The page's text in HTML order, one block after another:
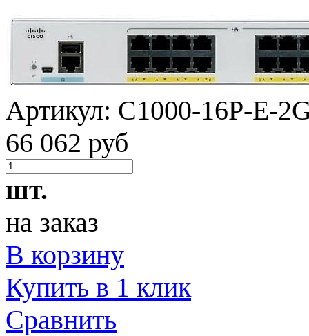
Артикул: C1000-16P-E-
66 062 руб
шт.
на заказ
В корзину
Купить в 1 клик
Сравнить